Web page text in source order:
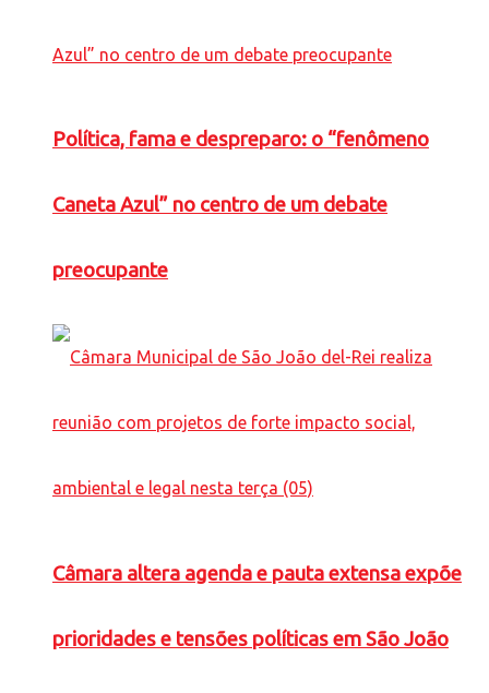
Política, fama e despreparo: o “fenômeno
Caneta Azul” no centro de um debate
preocupante
Câmara altera agenda e pauta extensa expõe
prioridades e tensões políticas em São João